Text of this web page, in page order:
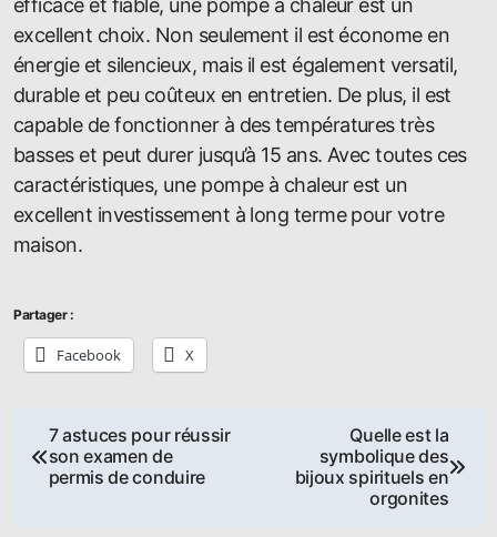
efficace et fiable, une pompe à chaleur est un
excellent choix. Non seulement il est économe en
énergie et silencieux, mais il est également versatil,
durable et peu coûteux en entretien. De plus, il est
capable de fonctionner à des températures très
basses et peut durer jusqu’à 15 ans. Avec toutes ces
caractéristiques, une pompe à chaleur est un
excellent investissement à long terme pour votre
maison.
Partager :
Facebook X
Navigation
de
7 astuces pour réussir
son examen de
permis de conduire
Quelle est la
symbolique des
bijoux spirituels en
orgonites